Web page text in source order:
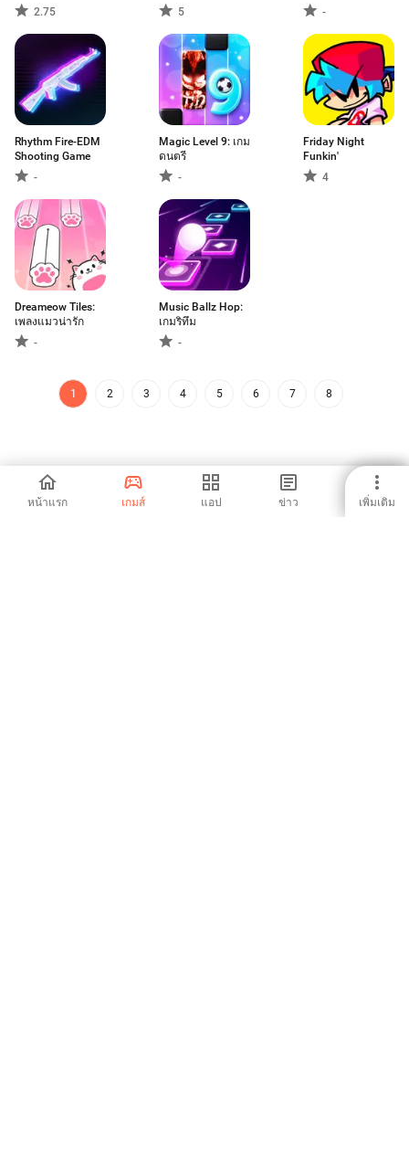
หน้าแรก เกมส์ แอป ข่าว เพิ่มเติม
2.75
5
-
Rhythm Fire-EDM
Shooting Game
-
Magic Level 9: เกม
ดนตรี
-
Friday Night
Funkin'
4
Dreameow Tiles:
เพลงแมวน่ารัก
-
Music Ballz Hop:
เกมริทึม
-
1 2 3 4 5 6 7 8